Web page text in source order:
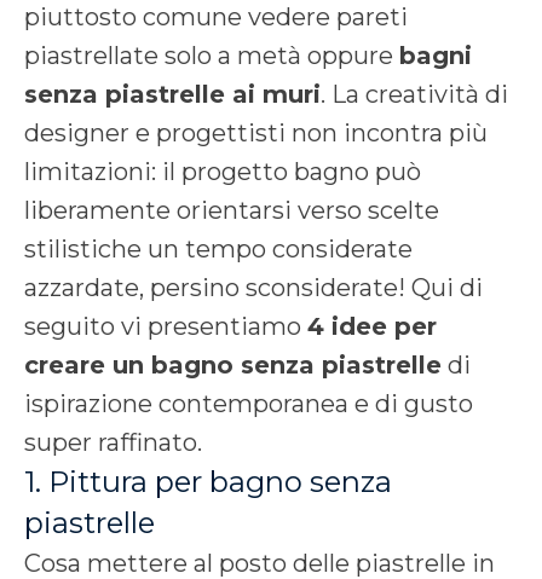
piuttosto comune vedere pareti
piastrellate solo a metà oppure bagni
senza piastrelle ai muri. La creatività di
designer e progettisti non incontra più
limitazioni: il progetto bagno può
liberamente orientarsi verso scelte
stilistiche un tempo considerate
azzardate, persino sconsiderate! Qui di
seguito vi presentiamo 4 idee per
creare un bagno senza piastrelle di
ispirazione contemporanea e di gusto
super raffinato.
1. Pittura per bagno senza
piastrelle
Cosa mettere al posto delle piastrelle in